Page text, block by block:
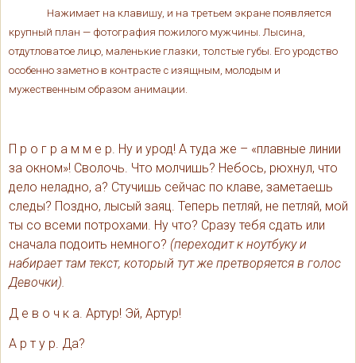
Нажимает на клавишу, и на третьем экране появляется
крупный план — фотография пожилого мужчины. Лысина,
отдутловатое лицо, маленькие глазки, толстые губы. Его уродство
особенно заметно в контрасте с изящным, молодым и
мужественным образом анимации.
П р о г р а м м е р. Ну и урод! А туда же – «плавные линии
за окном»! Сволочь. Что молчишь? Небось, рюхнул, что
дело неладно, а? Стучишь сейчас по клаве, заметаешь
следы? Поздно, лысый заяц. Теперь петляй, не петляй, мой
ты со всеми потрохами. Ну что? Сразу тебя сдать или
сначала подоить немного? (переходит к ноутбуку и
набирает там текст, который тут же претворяется в голос
Девочки).
Д е в о ч к а. Артур! Эй, Артур!
А р т у р. Да?